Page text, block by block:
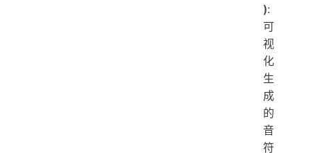
):
可
视
化
生
成
的
音
符